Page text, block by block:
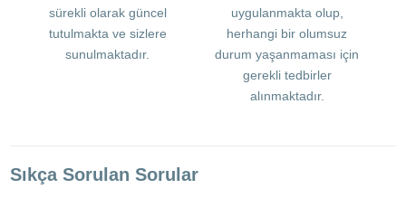
sürekli olarak güncel
tutulmakta ve sizlere
sunulmaktadır.
uygulanmakta olup,
herhangi bir olumsuz
durum yaşanmaması için
gerekli tedbirler
alınmaktadır.
Sıkça Sorulan Sorular